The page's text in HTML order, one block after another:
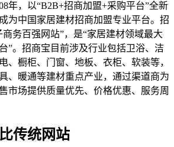
年，以“B2B+招商加盟+采购平台”全新
为中国家居建材招商加盟专业平台。招
务百强网站”，是“家居建材领域最大
”。招商宝目前涉及行业包括卫浴、洁
、橱柜、门窗、地板、衣柜、软装等，
、暖通等建材重点产业，通过渠道商为
市场提供质量优先、价格优惠、服务周
传统网站